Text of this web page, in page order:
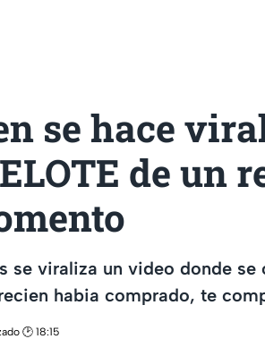
se hace
de un
se viraliza un video donde se
habia comprado, te
🕑 18:15